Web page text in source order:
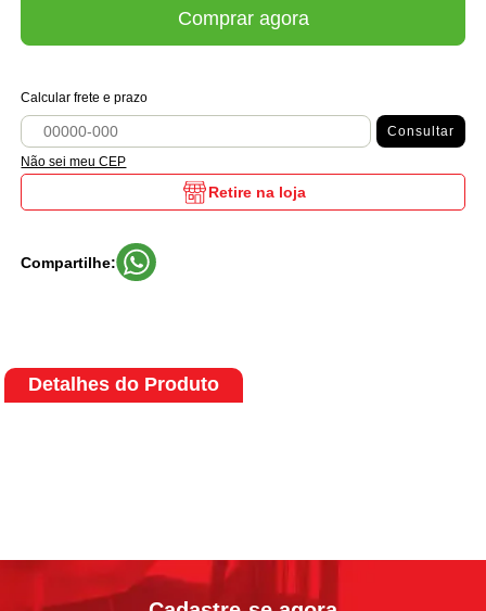
Comprar agora
Calcular frete e prazo
Consultar
Não sei meu CEP
Retire na loja
Compartilhe:
Detalhes do Produto